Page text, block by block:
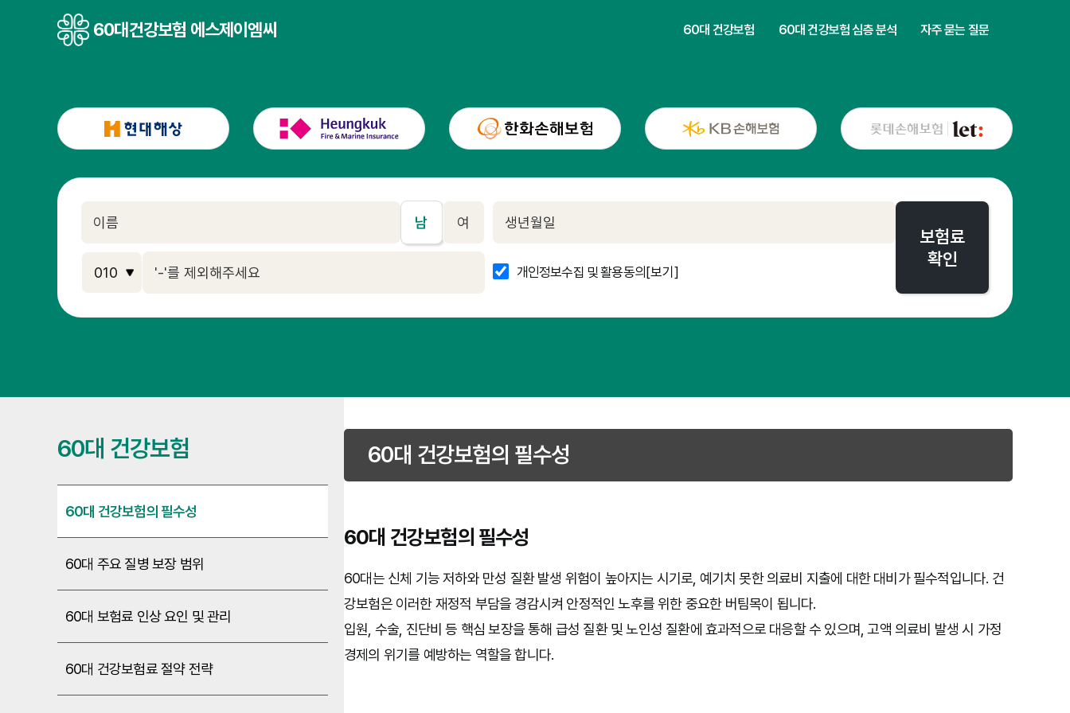
60대건강보험 에스제이엠씨 60대 건강보험 60대 건강보험 심층 분석 자주 묻는 질문
남 여
개인정보수집 및 활용동의 [보기]
보험료
확인
60대 건강보험
60대 건강보험의 필수성
60대 주요 질병 보장 범위
60대 보험료 인상 요인 및 관리
60대 건강보험료 절약 전략
60대 건강보험의 필수성
60대 건강보험의 필수성
60대는 신체 기능 저하와 만성 질환 발생 위험이 높아지는 시기로, 예기치 못한 의료비 지출에 대한 대비가 필수적입니다. 건
강보험은 이러한 재정적 부담을 경감시켜 안정적인 노후를 위한 중요한 버팀목이 됩니다.
입원, 수술, 진단비 등 핵심 보장을 통해 급성 질환 및 노인성 질환에 효과적으로 대응할 수 있으며, 고액 의료비 발생 시 가정
경제의 위기를 예방하는 역할을 합니다.